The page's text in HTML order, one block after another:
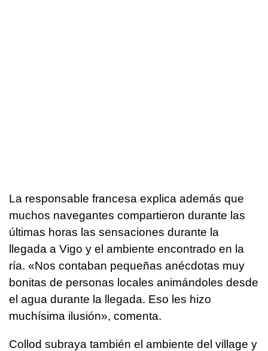
La responsable francesa explica además que
muchos navegantes compartieron durante las
últimas horas las sensaciones durante la
llegada a Vigo y el ambiente encontrado en la
ría. «Nos contaban pequeñas anécdotas muy
bonitas de personas locales animándoles desde
el agua durante la llegada. Eso les hizo
muchísima ilusión», comenta.
Collod subraya también el ambiente del village y